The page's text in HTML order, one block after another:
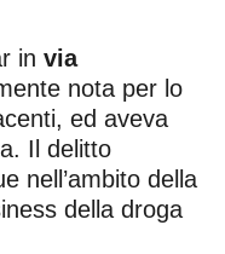
in via
nota per lo
ed aveva
Il delitto
nell’ambito della
della droga